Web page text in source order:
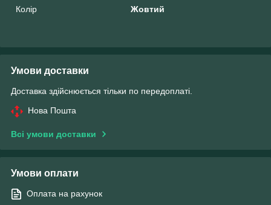
Колір
Жовтий
Умови доставки
Доставка здійснюється тільки по передоплаті.
Нова Пошта
Всі умови доставки
Умови оплати
Оплата на рахунок